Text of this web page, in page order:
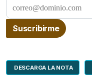
DESCARGA LA NOTA